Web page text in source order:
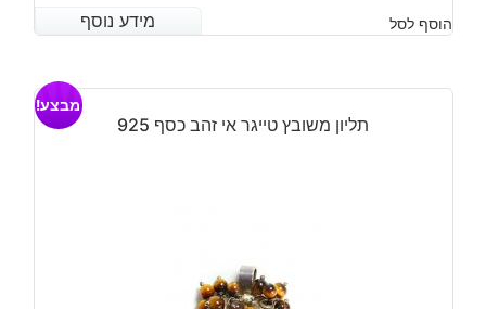
המקורי
היה:
₪120.
הנוכחי
הוא:
מידע נוסף הוסף לסל מידע נוסף
תליון משובץ טייגר אי זהב כסף 925
מבצע!